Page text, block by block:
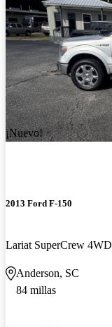
¡Nuevo!
2013 Ford F-150
Lariat SuperCrew 4WD
Anderson, SC
84 millas